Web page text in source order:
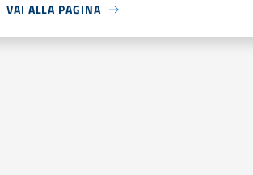
VAI ALLA PAGINA